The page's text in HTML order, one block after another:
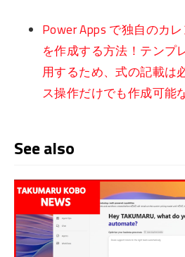
Power Apps で独自のカ
を作成する方法！テンプ
用するため、式の記載は
ス操作だけでも作成可
See also